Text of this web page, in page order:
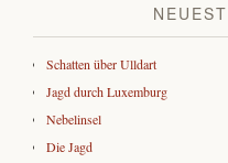
Schatten über Ulldart
Jagd durch Luxemburg
Nebelinsel
Die Jagd